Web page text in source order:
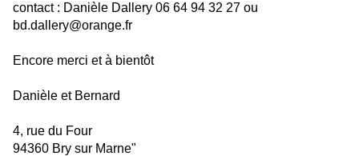
contact : Danièle Dallery 06 64 94 32 27 ou
bd.dallery@orange.fr
Encore merci et à bientôt
Danièle et Bernard
4, rue du Four
94360 Bry sur Marne"